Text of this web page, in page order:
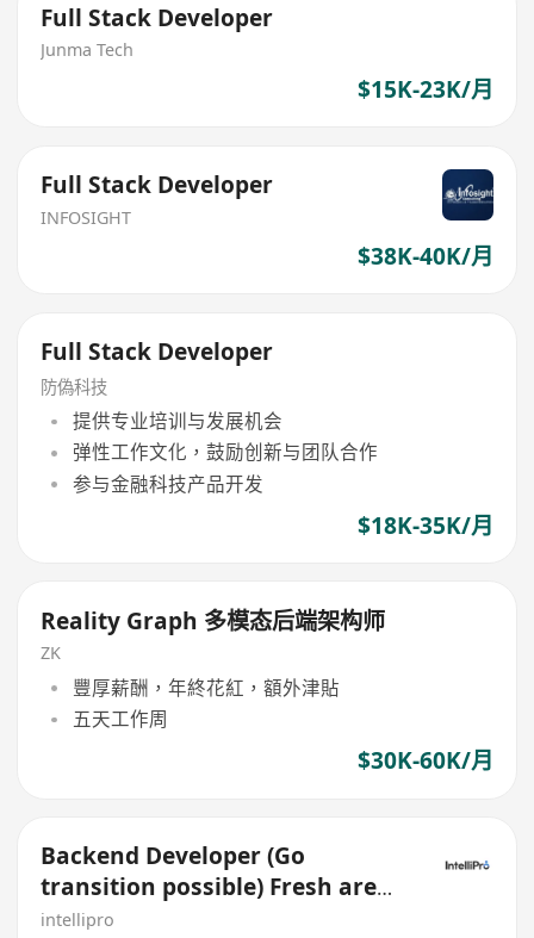
Full Stack Developer
Junma Tech
$15K-23K/月
Full Stack Developer
INFOSIGHT
$38K-40K/月
Full Stack Developer
防偽科技
提供专业培训与发展机会
弹性工作文化，鼓励创新与团队合作
参与金融科技产品开发
$18K-35K/月
Reality Graph 多模态后端架构师
ZK
豐厚薪酬，年終花紅，額外津貼
五天工作周
$30K-60K/月
Backend Developer (Go
transition possible) Fresh are
welcome
intellipro